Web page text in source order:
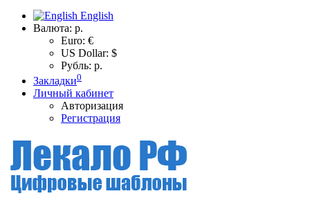
English
Валюта: р.
Euro: €
US Dollar: $
Рубль: р.
Закладки0
Личный кабинет
Авторизация
Регистрация